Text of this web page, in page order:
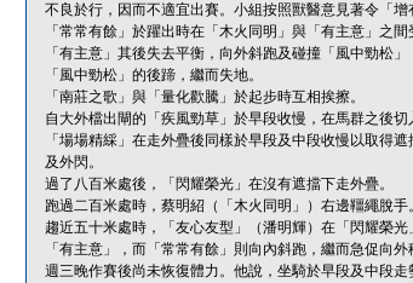
不良於行，因而不適宜出賽。小組按照獸醫意見著令「
「常常有餘」於躍出時在「木火同明」與「有主意」之
「有主意」其後失去平衡，向外斜跑及碰撞「風中勁松
「風中勁松」的後蹄，繼而失地。
「南莊之歌」與「量化歡騰」於起步時互相挨擦。
自大外檔出閘的「疾風勁草」於早段收慢，在馬群之後切
「場場精綵」在走外疊後同樣於早段及中段收慢以取得
及外閃。
過了八百米處後，「閃耀榮光」在沒有遮擋下走外疊。
跑過二百米處時，蔡明紹（「木火同明」）右邊韁繩脫手。
趨近五十米處時，「友心友型」（潘明輝）在「閃耀榮
「有主意」，而「常常有餘」則向內斜跑，繼而急促向
週三晚作賽後尚未恢復體力。他說，坐騎於早段及中段